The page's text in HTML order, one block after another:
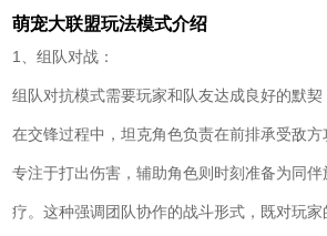
萌宠大联盟玩法模式介绍
1、组队对战：
组队对抗模式需要玩家和队友达成良好的默契
在交锋过程中，坦克角色负责在前排承受敌
专注于打出伤害，辅助角色则时刻准备为同
疗。这种强调团队协作的战斗形式，既对玩